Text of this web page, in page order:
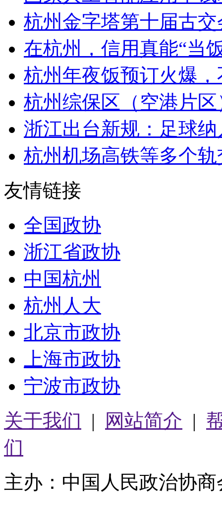
杭州金字塔第十届古交
在杭州，信用真能“当
杭州年夜饭预订火爆
杭州综保区（空港片
浙江出台新规：足球
杭州机场高铁等多个
友情链接
全国政协
浙江省政协
中国杭州
杭州人大
北京市政协
上海市政协
宁波市政协
关于我们 | 网站简介 |
们
主办：中国人民政治协